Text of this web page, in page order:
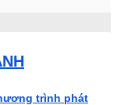
trình phát